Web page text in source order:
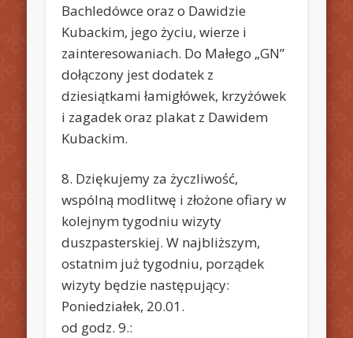
Bachledówce oraz o Dawidzie
Kubackim, jego życiu, wierze i
zainteresowaniach. Do Małego „GN”
dołączony jest dodatek z
dziesiątkami łamigłówek, krzyżówek
i zagadek oraz plakat z Dawidem
Kubackim.
8. Dziękujemy za życzliwość,
wspólną modlitwę i złożone ofiary w
kolejnym tygodniu wizyty
duszpasterskiej. W najbliższym,
ostatnim już tygodniu, porządek
wizyty będzie następujący:
Poniedziałek, 20.01.
od godz. 9.: